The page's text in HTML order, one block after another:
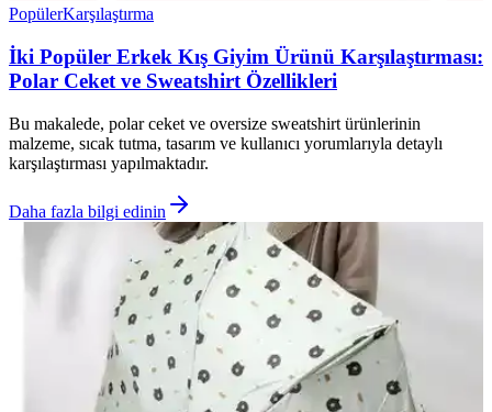
PopülerKarşılaştırma
İki Popüler Erkek Kış Giyim Ürünü Karşılaştırması:
Polar Ceket ve Sweatshirt Özellikleri
Bu makalede, polar ceket ve oversize sweatshirt ürünlerinin
malzeme, sıcak tutma, tasarım ve kullanıcı yorumlarıyla detaylı
karşılaştırması yapılmaktadır.
Daha fazla bilgi edinin